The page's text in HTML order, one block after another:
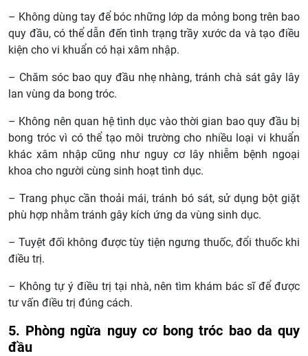
– Không dùng tay để bóc những lớp da mỏng bong trên bao
quy đầu, có thể dẫn đến tình trạng trầy xước da và tạo điều
kiện cho vi khuẩn có hại xâm nhập.
– Chăm sóc bao quy đầu nhẹ nhàng, tránh chà sát gây lây
lan vùng da bong tróc.
– Không nên quan hệ tình dục vào thời gian bao quy đầu bị
bong tróc vì có thể tạo môi trường cho nhiều loại vi khuẩn
khác xâm nhập cũng như nguy cơ lây nhiễm bệnh ngoại
khoa cho người cùng sinh hoạt tình dục.
– Trang phục cần thoải mái, tránh bó sát, sử dụng bột giặt
phù hợp nhằm tránh gây kích ứng da vùng sinh dục.
– Tuyệt đối không được tùy tiện ngưng thuốc, đổi thuốc khi
điều trị.
– Không tự ý điều trị tại nhà, nên tìm khám bác sĩ để được
tư vấn điều trị đúng cách.
5. Phòng ngừa nguy cơ bong tróc bao da quy
đầu